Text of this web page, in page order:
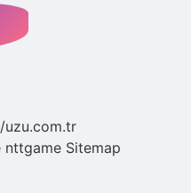
uzu.com.tr
nttgame Sitemap